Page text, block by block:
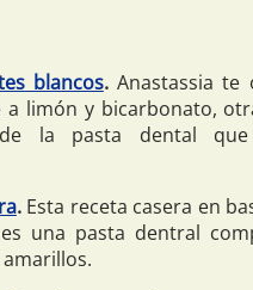
blancos.Anastassia te
limón y bicarbonato,
la pasta dental que
.Esta receta casera en
una pasta dentral